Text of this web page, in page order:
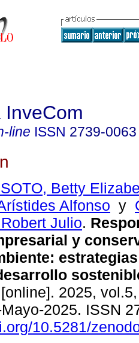
InveCom
line ISSN 2739-0063
Betty
Alfonso y
Julio.
y
[online]. 2025,
2025. ISSN
10.5281/